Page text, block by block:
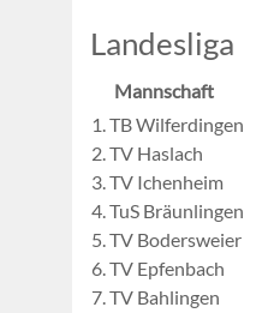
Landesliga
Mannschaft
1.TB Wilferdingen
2.TV Haslach
3.TV Ichenheim
4.TuS Bräunlingen
5.TV Bodersweier
6.TV Epfenbach
7.TV Bahlingen